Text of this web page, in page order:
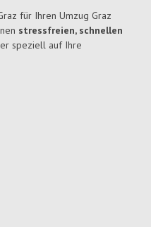
für Ihren Umzug Graz
stressfreien, schnellen
speziell auf Ihre